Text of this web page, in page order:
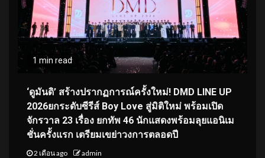
1 min read
‘ดูมันดิ’ สร้างปรากฏการณ์ครั้งใหม่! DMD LINE UP
2026ยกระดับซีรีส์ Boy Love สู่มิติใหม่ พร้อมเปิด
จักรวาล 23 เรื่อง ยกทัพ 46 นักแสดงพร้อมลุยแอนิเม
ชั่นครั้งแรก เตรียมเขย่าวงการตลอดปี
2 เดือน ago admin